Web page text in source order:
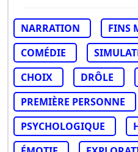
NARRATION
FINS
COMÉDIE
CHOIX
DRÔLE
PREMIÈRE PERSONNE
PSYCHOLOGIQUE